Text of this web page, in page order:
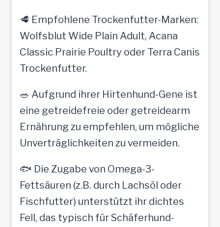
🥩 Empfohlene Trockenfutter-Marken:
Wolfsblut Wide Plain Adult, Acana
Classic Prairie Poultry oder Terra Canis
Trockenfutter.
🥗 Aufgrund ihrer Hirtenhund-Gene ist
eine getreidefreie oder getreidearm
Ernährung zu empfehlen, um mögliche
Unverträglichkeiten zu vermeiden.
🐟 Die Zugabe von Omega-3-
Fettsäuren (z.B. durch Lachsöl oder
Fischfutter) unterstützt ihr dichtes
Fell, das typisch für Schäferhund-